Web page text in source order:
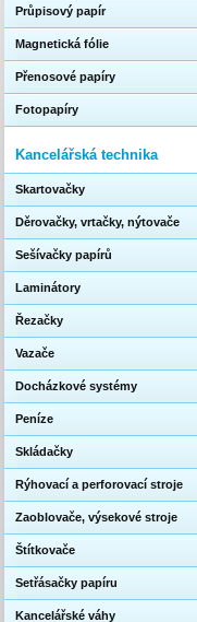
Průpisový papír
Magnetická fólie
Přenosové papíry
Fotopapíry
Kancelářská technika
Skartovačky
Děrovačky, vrtačky, nýtovače
Sešívačky papírů
Laminátory
Řezačky
Vazače
Docházkové systémy
Peníze
Skládačky
Rýhovací a perforovací stroje
Zaoblovače, výsekové stroje
Štítkovače
Setřásačky papíru
Kancelářské váhy